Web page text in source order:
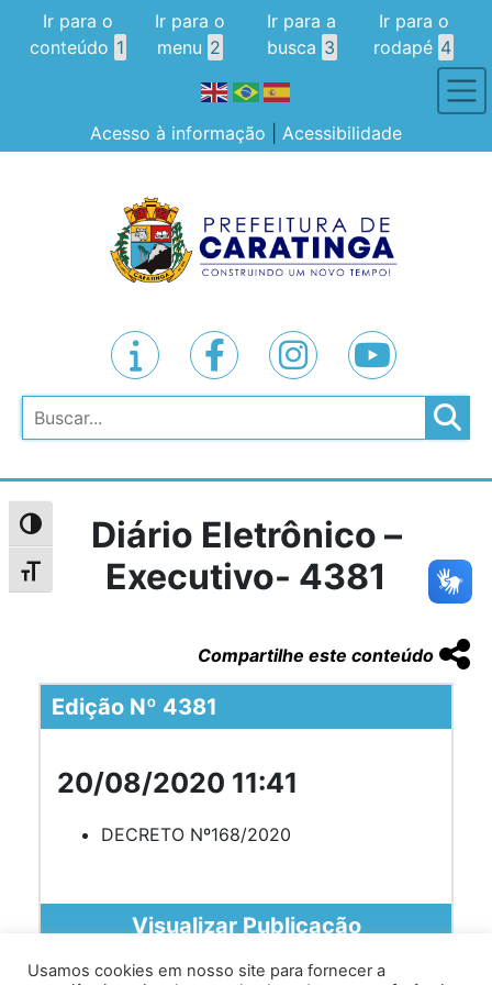
Alternar alto contraste
Alternar tamanho da fonte
Ir para o
conteúdo 1
Ir para o
menu 2
Ir para a
busca 3
Ir para o
rodapé 4
Acesso à informação Acessibilidade
Pesquisar
Diário Eletrônico –
Executivo- 4381
Compartilhe este conteúdo
Edição Nº 4381
20/08/2020 11:41
DECRETO Nº168/2020
Visualizar Publicação
Usamos cookies em nosso site para fornecer a